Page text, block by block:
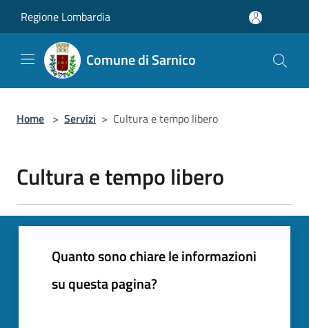
Regione Lombardia
Comune di Sarnico
Home > Servizi > Cultura e tempo libero
Cultura e tempo libero
Quanto sono chiare le informazioni
su questa pagina?